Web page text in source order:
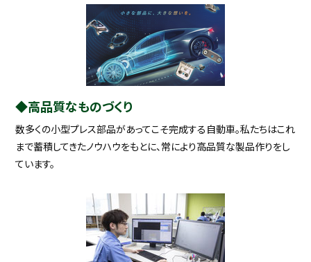
◆高品質なものづくり
数多くの小型プレス部品があってこそ完成する自動車。私たちはこれ
まで蓄積してきたノウハウをもとに、常により高品質な製品作りをし
ています。